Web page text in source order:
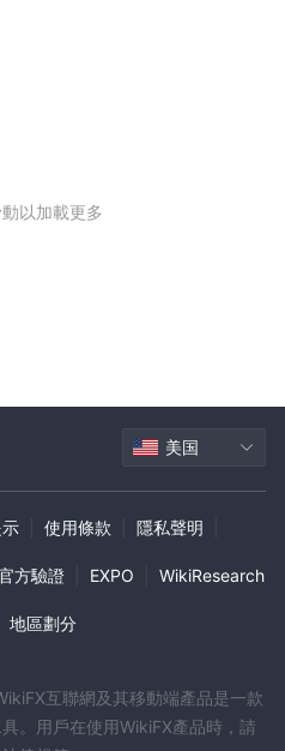
以加載更多
美国
使用條款 隱私聲明
方驗證 EXPO WikiResearch
地區劃分
互聯網及其移動端產品是一款
。用戶在使用WikiFX產品時，請